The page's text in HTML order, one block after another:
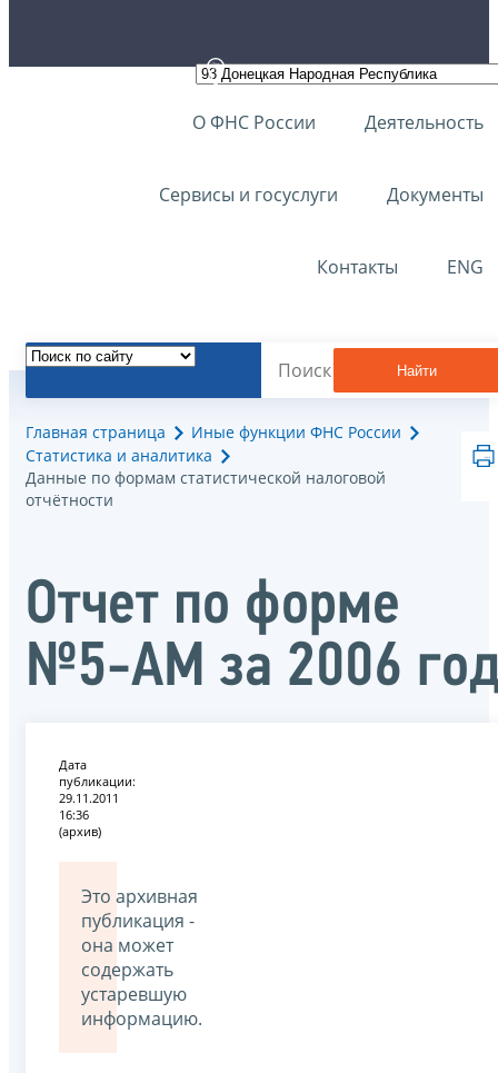
О ФНС России Деятельность
Сервисы и госуслуги Документы
Контакты ENG
Найти
Главная страница
Иные функции ФНС России
Статистика и аналитика
Данные по формам статистической налоговой
отчётности
Отчет по форме
№5-АМ за 2006
Дата
публикации:
29.11.2011
16:36
(архив)
Это архивная
публикация -
она может
содержать
устаревшую
информацию.